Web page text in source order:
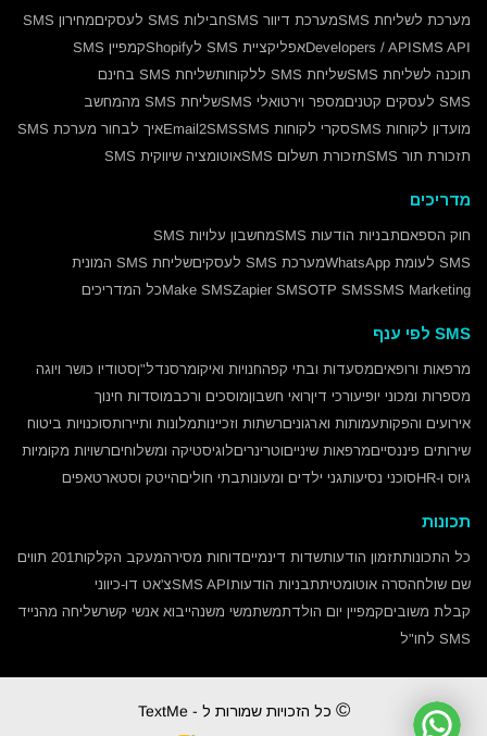
מערכת לשליחת SMS מערכת דיוור SMS חבילות SMS לעסקים
מחירון SMS
SMS API
Developers / APIאפליקציית SMS לShopify
קמפיין SMS
תוכנה לשליחת SMS
שליחת SMS ללקוחות
שליחת SMS בחינם
SMS לעסקים קטנים
מספר וירטואלי SMS
שליחת SMS מהמחשב
מועדון לקוחות SMS
סקרי לקוחות SMS Email2SMSאיך לבחור מערכת SMS
תזכורת תור SMS
תזכורת תשלום SMS אוטומציה שיווקית SMS
מדריכים
חוק הספאםתבניות הודעות SMS
מחשבון עלויות SMS
SMS לעומת WhatsApp
מערכת SMS לעסקים
שליחת SMS המונית
SMS Marketing
OTP SMS
Zapier SMS
Make SMSכל המדריכים
SMS לפי ענף
מרפאות ורופאיםמסעדות ובתי קפהחנויות ואיקומרסנדל"ןסטודיו כושר ויוגה
מספרות ומכוני יופיעורכי דיןרואי חשבוןמוסכים ורכבמוסדות חינוך
אירועים והפקותעמותות וארגוניםרשתות וזכיינותמלונות ותיירותסוכנויות ביטוח
שירותים פיננסייםמרפאות שינייםוטרינריםלוגיסטיקה ומשלוחיםרשויות מקומיות
גיוס ו-HR
סוכני נסיעותגני ילדים ומעונותבתי חוליםהייטק וסטארטאפים
תכונות
כל התכונותתזמון הודעותשדות דינמייםדוחות מסירהמעקב הקלקות201 תווים
שם שולחהסרה אוטומטיתתבניות הודעותSMS APIצ'אט דו-כיווני
קבלת משוביםקמפיין יום הולדתמשתמשי משנהייבוא אנשי קשרשליחה מהנייד
SMS לחו"ל
© כל הזכויות שמורות ל - TextMe